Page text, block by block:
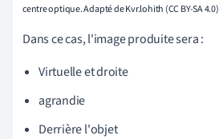
centre optique. Adapté de Kvr.lohith (CC BY-SA 4.0)
Dans ce cas, l'image produite sera :
Virtuelle et droite
agrandie
Derrière l'objet